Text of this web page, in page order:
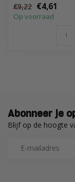
een Switc...
€9,22 €4,61
Op voorraad
Abonneer je
Blijf op de hoogte